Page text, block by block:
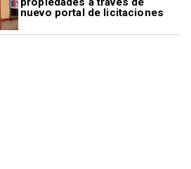
nuevo portal de licitaciones